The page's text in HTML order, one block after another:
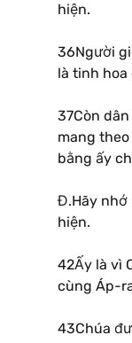
hiện.
36Người
là tinh hoa
37Còn
mang
bằng ấy
Đ.Hãy nhớ
hiện.
42Ấy là vì
cùng Áp-
43Chúa